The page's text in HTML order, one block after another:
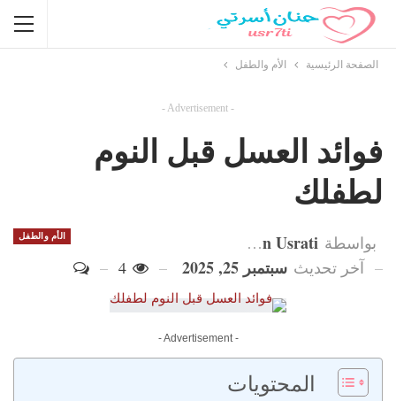
الصفحة الرئيسية الأم والطفل
- Advertisement -
فوائد العسل قبل النوم
لطفلك
الأم والطفل بواسطة Hanan Usrati
آخر تحديث سبتمبر 25, 2025
- Advertisement -
المحتويات